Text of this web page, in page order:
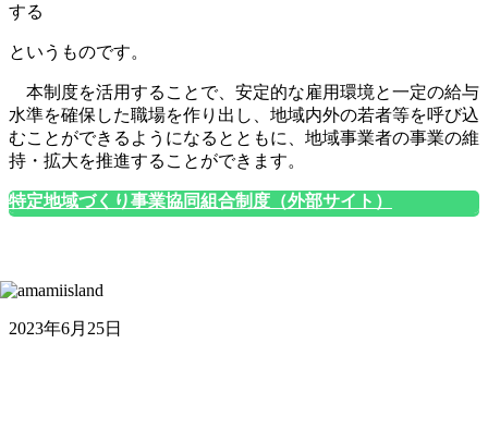
する
というものです。
本制度を活用することで、安定的な雇用環境と一定の給与
水準を確保した職場を作り出し、地域内外の若者等を呼び込
むことができるようになるとともに、地域事業者の事業の維
持・拡大を推進することができます。
特定地域づくり事業協同組合制度（外部サイト）
2023年6月25日